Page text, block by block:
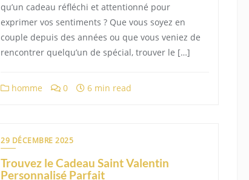
qu’un cadeau réfléchi et attentionné pour
exprimer vos sentiments ? Que vous soyez en
couple depuis des années ou que vous veniez de
rencontrer quelqu’un de spécial, trouver le […]
homme 0 6 min read
29 DÉCEMBRE 2025
Trouvez le Cadeau Saint Valentin
Personnalisé Parfait